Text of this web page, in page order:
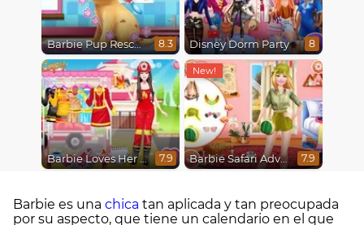
Barbie Pup Rescue 8.3 Disney Dorm Party 8
Barbie Loves Her Job 7.9 Barbie Safari Adventure 7.9
Barbie es una chica tan aplicada y tan preocupada
por su aspecto, que tiene un calendario en el que